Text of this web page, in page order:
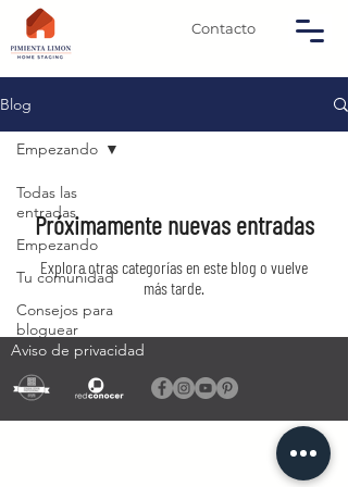
Contacto
Blog
Todas las
entradas
Empezando
Tu comunidad
Consejos para
bloguear
Empezando
Próximamente nuevas entradas
Explora otras categorías en este blog o vuelve
más tarde.
Aviso de privacidad